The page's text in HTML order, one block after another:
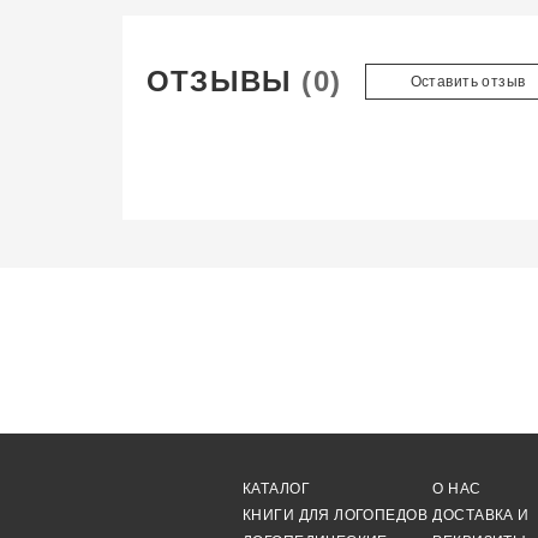
ОТЗЫВЫ (0) Оставить отзыв
КАТАЛОГ
КНИГИ ДЛЯ ЛОГОПЕДОВ
О НАС
ДОСТАВКА И